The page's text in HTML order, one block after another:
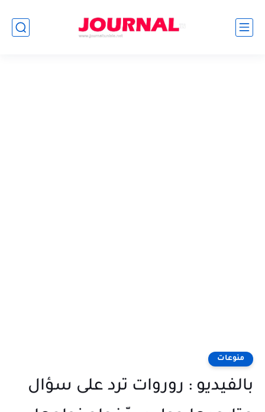
منوعات
بالفيديو : روروات ترد على سؤال